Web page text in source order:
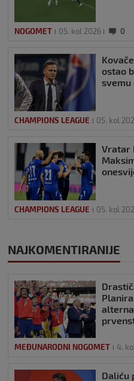
NOGOMET 05. kol 2026 0
ostao
svemu
CHAMPIONS LEAGUE 05. kol
Vratar
CHAMPIONS LEAGUE 05. kol
NAJKOMENTIRANIJE
MEĐUNARODNI NOGOMET 4.
Daliću